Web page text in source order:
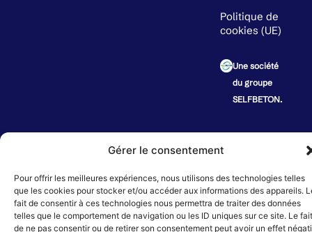
Gérer le consentement
Pour offrir les meilleures expériences, nous utilisons des technologies telles
que les cookies pour stocker et/ou accéder aux informations des appareils.
fait de consentir à ces technologies nous permettra de traiter des données
telles que le comportement de navigation ou les ID uniques sur ce site. Le fait
de ne pas consentir ou de retirer son consentement peut avoir un effet
Politique de
cookies (UE)
Une société
du groupe
SELFBETON.
© 2024 SELFBETON | SASU au capital de 10 000 € | SIRET : 892 570 243 00022 |
Création de sites internet :Déclic Communication